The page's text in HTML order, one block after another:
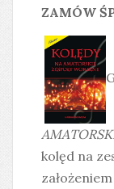
ZAMÓW
kolęd na